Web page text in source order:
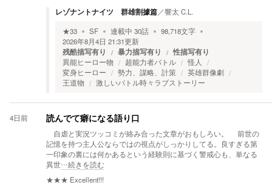
レゾナントナイツ 群雄割據篇／響太 C.L.
★33 SF 連載中 30話 98,718文字
2026年8月4日 21:31更新
残酷描写有り 暴力描写有り 性描写有り
異能ヒーロー物 超能力者バトル
怪人
変身ヒーロー
勢力、謀略、計策
英雄群像劇
王道物
激しいバトル時々ラブストーリー
4日前 読んでて癖になる語り口
自虐と実況ツッコミが絡み合った文章がおもしろい。 前世の
記憶を持つ主人公ならではの視点がしっかりしてる。良すぎる第
一印象の裏には何かあるという経験則に基づく警戒心も、単なる
異世…続きを読む
★★★ Excellent!!!